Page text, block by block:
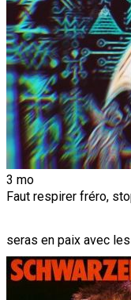
3 mo
Faut respirer fréro,
seras en paix avec